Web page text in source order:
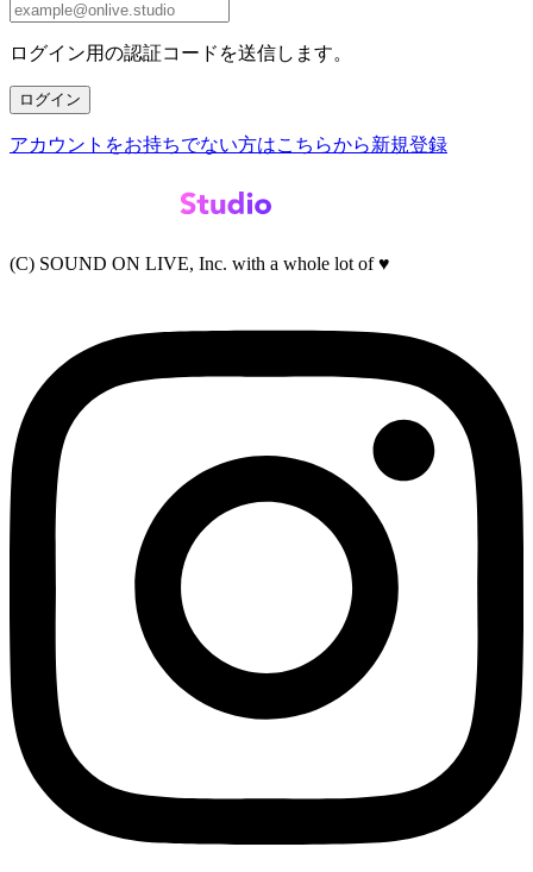
ログイン用の認証コードを送信します。
ログイン
アカウントをお持ちでない方はこちらから新規登録
(C) SOUND ON LIVE, Inc. with a whole lot of ♥